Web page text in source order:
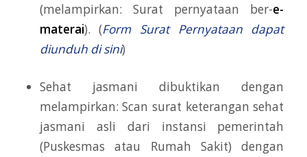
(melampirkan: Surat pernyataan ber-e-
materai). (Form Surat Pernyataan dapat
diunduh di sini)
Sehat jasmani dibuktikan dengan
melampirkan: Scan surat keterangan sehat
jasmani asli dari instansi pemerintah
(Puskesmas atau Rumah Sakit) dengan